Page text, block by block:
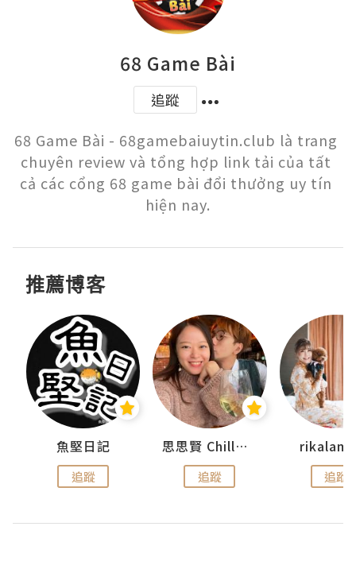
68 Game Bài
追蹤
68 Game Bài - 68gamebaiuytin.club là trang
chuyên review và tổng hợp link tải của tất
cả các cổng 68 game bài đổi thưởng uy tín
hiện nay.
推薦博客
魚堅日記
追蹤
思思賢 ChillMyBabe
追蹤 追蹤